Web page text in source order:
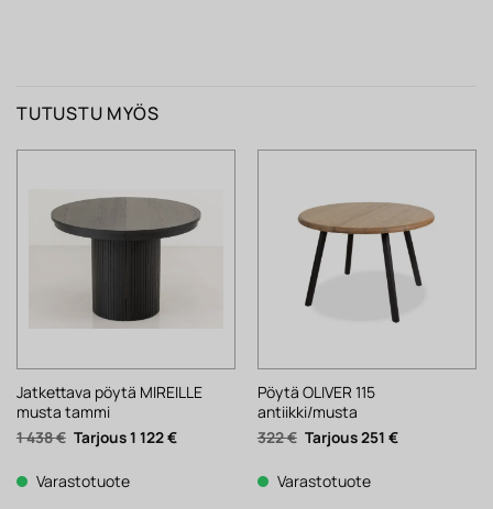
TUTUSTU MYÖS
Jatkettava pöytä MIREILLE
musta tammi
1 438€ Alkuperäinen
hinta
1
438 €.
1 122€Nykyinen
Varastotuote
Pöytä OLIVER 115
antiikki/musta
322€ Alkuperäinen
hinta
322 €.
251 €Nykyinen
Varastotuote